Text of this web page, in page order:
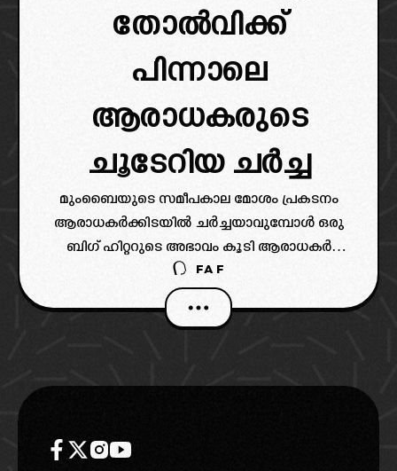
തോൽവിക്ക്
പിന്നാലെ
ആരാധകരുടെ
ചൂടേറിയ ചർച്ച
മുംബൈയുടെ സമീപകാല മോശം പ്രകടനം
ആരാധകർക്കിടയിൽ ചർച്ചയാവുമ്പോൾ ഒരു
ബിഗ് ഹിറ്ററുടെ അഭാവം കൂടി ആരാധകർ
ചൂണ്ടിക്കാണിക്കുന്നുണ്ട്.
FAF